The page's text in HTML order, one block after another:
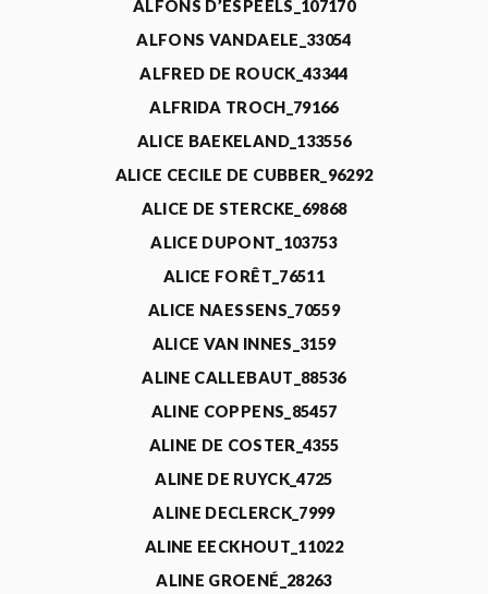
ALFONS D’ESPEELS_107170
ALFONS VANDAELE_33054
ALFRED DE ROUCK_43344
ALFRIDA TROCH_79166
ALICE BAEKELAND_133556
ALICE CECILE DE CUBBER_96292
ALICE DE STERCKE_69868
ALICE DUPONT_103753
ALICE FORÊT_76511
ALICE NAESSENS_70559
ALICE VAN INNES_3159
ALINE CALLEBAUT_88536
ALINE COPPENS_85457
ALINE DE COSTER_4355
ALINE DE RUYCK_4725
ALINE DECLERCK_7999
ALINE EECKHOUT_11022
ALINE GROENÉ_28263